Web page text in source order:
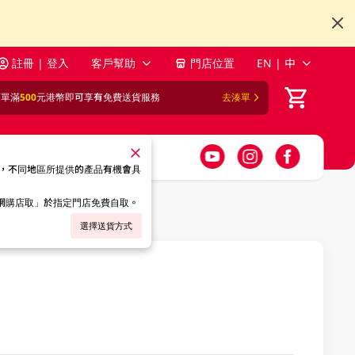
註冊 | 登入 客戶幫助 門店位置 EN | 中
滿500元港幣即可享有免費送貨服務 去湊單
不同地區所提供的產品有機會具
店取」於指定門店免費自取。
選擇送貨方式